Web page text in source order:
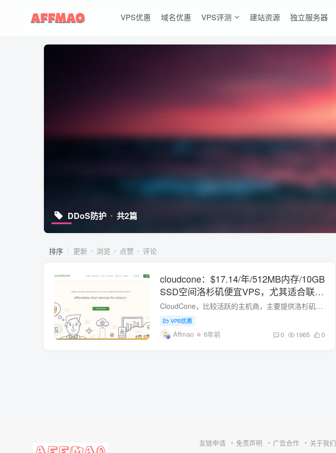
VPS优惠 域名优惠 VPS评测 建站资源 独立服务器
DDoS防护 共2篇
排序 更新 浏览 点赞 评论
cloudcone：$17.14/年/512MB内存/10GB
SSD空间洛杉矶便宜VPS，尤其适合联通
网络用户，1Tbps高防
CloudCone，比较活跃的主机商，主要提供洛杉矶MC VPS和独服，其VPS基于KVM，特色是按小时计费，可随时删除、重建，达到更换IP的目的。现在线路调整为洛杉矶CN2 GIA，加之免费的DDOS防护，性价比...
VPS优惠
Affmao 6年前 0 1965 0
友链申请 免责声明 广告合作 关于我们